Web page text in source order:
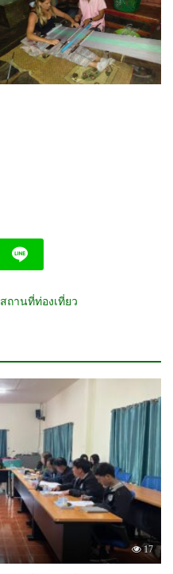
สถานที่ท่องเที่ยว
17